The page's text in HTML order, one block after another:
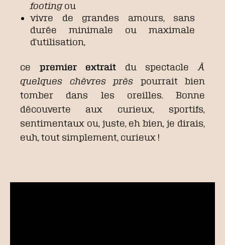
footingou
vivre de grandes amours, sans
durée minimale ou maximale
d’utilisation,
ce premier extrait du spectacle À
quelques chèvres près pourrait bien
tomber dans les oreilles. Bonne
découverte aux curieux, sportifs,
sentimentaux ou, juste, eh bien, je dirais,
euh, tout simplement, curieux !